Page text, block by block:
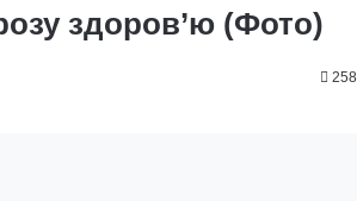
здоров’ю (Фото)
258